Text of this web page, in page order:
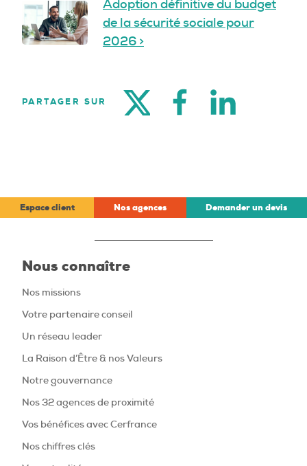
Adoption définitive du budget
de la sécurité sociale pour
2026 >
PARTAGER SUR
TWITTER FACEBOOK
Espace client Nos agences Demander un devis
Nous connaître
Nos missions
Votre partenaire conseil
Un réseau leader
La Raison d’Être & nos Valeurs
Notre gouvernance
Nos 32 agences de proximité
Vos bénéfices avec Cerfrance
Nos chiffres clés